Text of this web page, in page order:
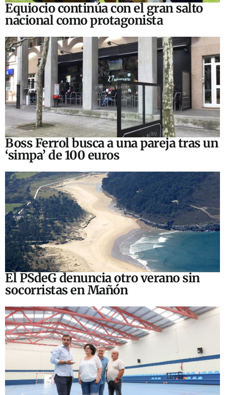
Equiocio continúa con el gran salto
nacional como protagonista
Boss Ferrol busca a una pareja tras un
‘simpa’ de 100 euros
El PSdeG denuncia otro verano sin
socorristas en Mañón